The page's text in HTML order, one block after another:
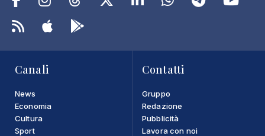
Canali
News
Economia
Cultura
Sport
Contatti
Gruppo
Redazione
Pubblicità
Lavora con noi